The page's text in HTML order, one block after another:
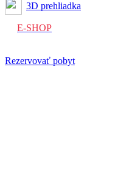
3D prehliadka
E-SHOP
Rezervovať pobyt